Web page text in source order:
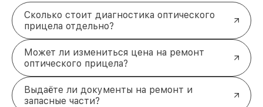
Сколько стоит диагностика оптического
прицела отдельно?
Может ли измениться цена на ремонт
оптического прицела?
Выдаёте ли документы на ремонт и
запасные части?